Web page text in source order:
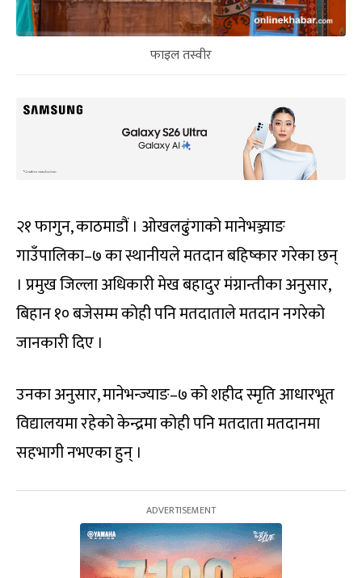
फाइल तस्वीर
२१ फागुन, काठमाडौं । ओखलढुंगाको मानेभञ्ज्याङ
गाउँपालिका–७ का स्थानीयले मतदान बहिष्कार गरेका छन्
। प्रमुख जिल्ला अधिकारी मेख बहादुर मंग्रान्तीका अनुसार,
बिहान १० बजेसम्म कोही पनि मतदाताले मतदान नगरेको
जानकारी दिए ।
उनका अनुसार, मानेभन्ज्याङ–७ को शहीद स्मृति आधारभूत
विद्यालयमा रहेको केन्द्रमा कोही पनि मतदाता मतदानमा
सहभागी नभएका हुन् ।